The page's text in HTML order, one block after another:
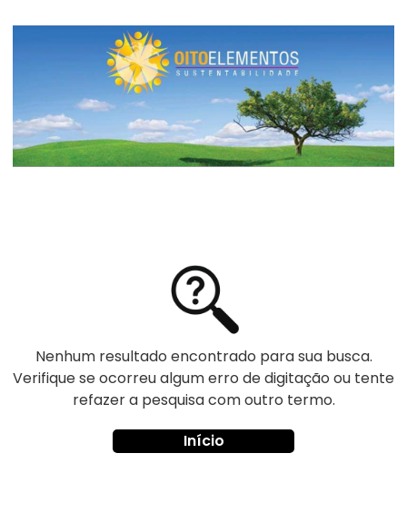
Nenhum resultado encontrado para sua busca.
Verifique se ocorreu algum erro de digitação ou tente
refazer a pesquisa com outro termo.
Início